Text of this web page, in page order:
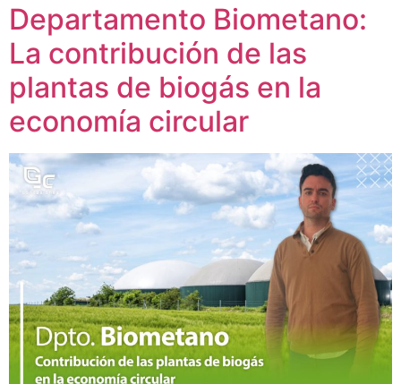
Departamento Biometano:
La contribución de las
plantas de biogás en la
economía circular